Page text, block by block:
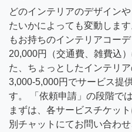
どのインテリアのデザイン
たいかによっても変動しま
もお持ちのインテリアコー
20,000円（交通費、雑費込
た、ちょっとしたインテリ
3,000-5,000円でサービス提
す。 「依頼申請」の段階で
まずは、各サービスチケッ
別チャットにてお問い合わ